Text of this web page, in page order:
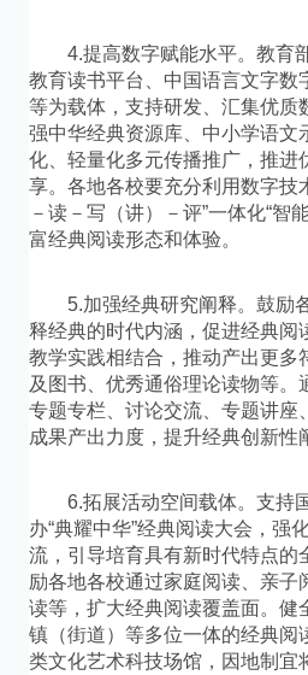
4.提高数字赋能水平。教育
教育读书平台、中国语言文字数
等为载体，支持研发、汇集优质
强中华经典资源库、中小学语文
化、轻量化多元传播推广，推进
享。各地各校要充分利用数字技
－读－写（讲）－评”一体化“智
富经典阅读形态和体验。
5.加强经典研究阐释。鼓励
释经典的时代内涵，促进经典阅
教学实践相结合，推动产出更多
及图书、优秀通俗理论读物等。
专题专栏、讨论交流、专题讲座
成果产出力度，提升经典创新性
6.拓展活动空间载体。支持
办“典耀中华”经典阅读大会，强
流，引导培育具有新时代特点的
励各地各校通过家庭阅读、亲子
读等，扩大经典阅读覆盖面。健
镇（街道）等多位一体的经典阅
类文化艺术科技场馆，因地制宜